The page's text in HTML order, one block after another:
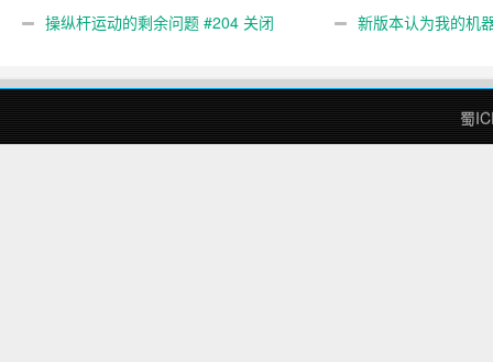
gcode 注释。 #444 关闭
操纵杆运动的剩余问题 #204 关闭
新版本认为我的机
蜀